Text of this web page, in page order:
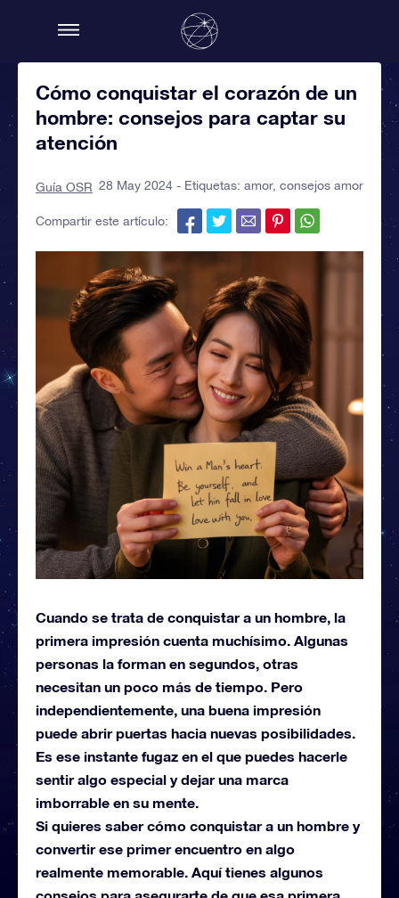
Cómo conquistar el corazón de un
hombre: consejos para captar su
atención
Guía OSR 28 May 2024 - Etiquetas: amor, consejos amor
Compartir este artículo:
Cuando se trata de conquistar a un hombre, la
primera impresión cuenta muchísimo. Algunas
personas la forman en segundos, otras
necesitan un poco más de tiempo. Pero
independientemente, una buena impresión
puede abrir puertas hacia nuevas posibilidades.
Es ese instante fugaz en el que puedes hacerle
sentir algo especial y dejar una marca
imborrable en su mente.
Si quieres saber cómo conquistar a un hombre y
convertir ese primer encuentro en algo
realmente memorable. Aquí tienes algunos